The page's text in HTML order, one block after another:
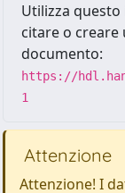
Utilizza
citare o creare
documento:
https://
1
Attenzione
Attenzione! I